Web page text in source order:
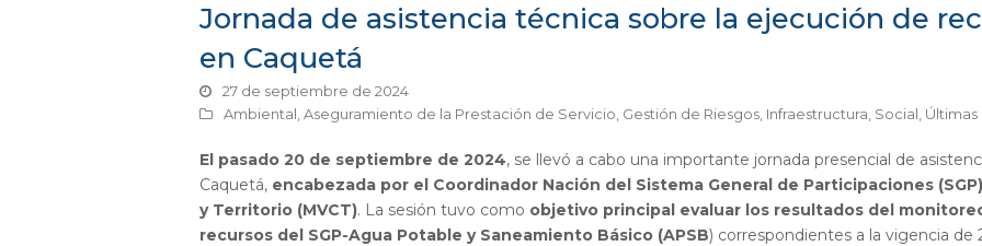
Jornada de asistencia técnica sobre la ejecución de
en Caquetá
27 de septiembre de 2024
Ambiental Aseguramiento de la Prestación de Servicio Gestión de Riesgos Infraestructura Social Últimas
El pasado 20 de septiembre de 2024, se llevó a cabo una importante jornada presencial de
Caquetá, encabezada por el Coordinador Nación del Sistema General de Participaciones
y Territorio (MVCT). La sesión tuvo como objetivo principal evaluar los resultados del
recursos del SGP-Agua Potable y Saneamiento Básico (APSB) correspondientes a la vigencia de